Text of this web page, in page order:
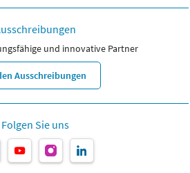
und innovative Partner
Ausschreibungen
Folgen Sie uns